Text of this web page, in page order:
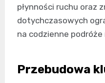
płynności ruchu oraz
dotychczasowych
na codzienne
Przebudowa